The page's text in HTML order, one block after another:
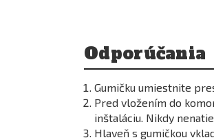
Odporúčania
Gumičku umiestnite
Pred vložením do
inštaláciu. Nikdy
Hlaveň s gumičkou